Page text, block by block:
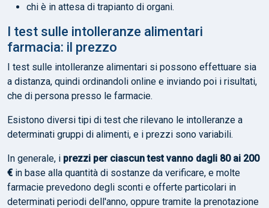
chi è in attesa di trapianto di organi.
I test sulle intolleranze alimentari
farmacia: il prezzo
I test sulle intolleranze alimentari si possono effettuare sia
a distanza, quindi ordinandoli online e inviando poi i risultati,
che di persona presso le farmacie.
Esistono diversi tipi di test che rilevano le intolleranze a
determinati gruppi di alimenti, e i prezzi sono variabili.
In generale, i prezzi per ciascun test vanno dagli 80 ai 200
€ in base alla quantità di sostanze da verificare, e molte
farmacie prevedono degli sconti e offerte particolari in
determinati periodi dell'anno, oppure tramite la prenotazione